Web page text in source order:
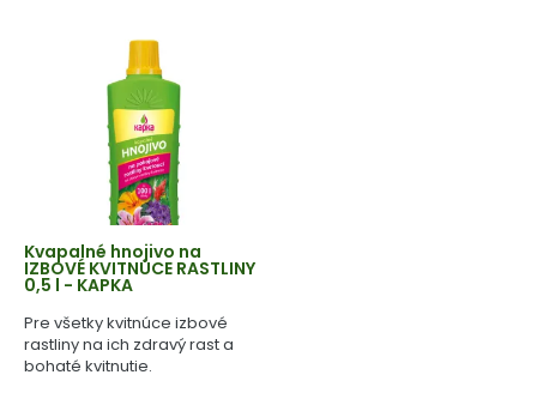
Kvapalné hnojivo na
IZBOVÉ KVITNÚCE RASTLINY
0,5 l - KAPKA
Pre všetky kvitnúce izbové
rastliny na ich zdravý rast a
bohaté kvitnutie.